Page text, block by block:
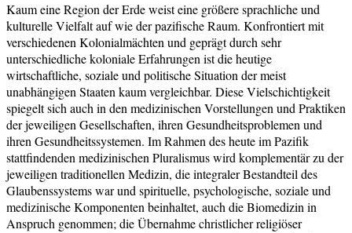
Kaum eine Region der Erde weist eine größere sprachliche und
kulturelle Vielfalt auf wie der pazifische Raum. Konfrontiert mit
verschiedenen Kolonialmächten und geprägt durch sehr
unterschiedliche koloniale Erfahrungen ist die heutige
wirtschaftliche, soziale und politische Situation der meist
unabhängigen Staaten kaum vergleichbar. Diese Vielschichtigkeit
spiegelt sich auch in den medizinischen Vorstellungen und Praktiken
der jeweiligen Gesellschaften, ihren Gesundheitsproblemen und
ihren Gesundheitssystemen. Im Rahmen des heute im Pazifik
stattfindenden medizinischen Pluralismus wird komplementär zu der
jeweiligen traditionellen Medizin, die integraler Bestandteil des
Glaubenssystems war und spirituelle, psychologische, soziale und
medizinische Komponenten beinhaltet, auch die Biomedizin in
Anspruch genommen; die Übernahme christlicher religiöser